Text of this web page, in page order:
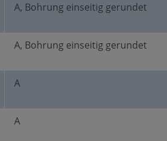
A, Bohrung einseitig gerundet
A, Bohrung einseitig gerundet
A
A